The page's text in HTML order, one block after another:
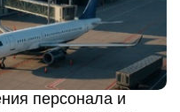
персонала и